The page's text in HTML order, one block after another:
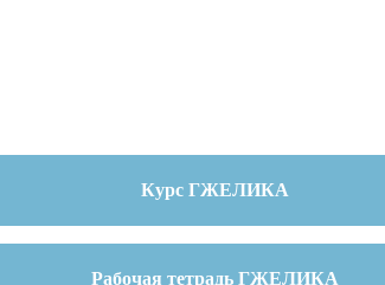
Курс ГЖЕЛИКА
Рабочая тетрадь ГЖЕЛИКА